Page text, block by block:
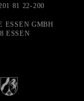
81 22-200
ESSEN GMBH
ESSEN